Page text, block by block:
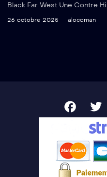
Black Far West Une Contre
26 octobre 2025 alocoman